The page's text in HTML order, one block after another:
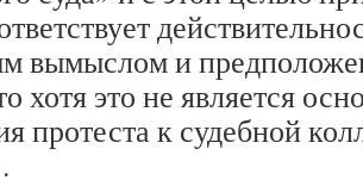
вымыслом и
хотя это не является
протеста к судебной